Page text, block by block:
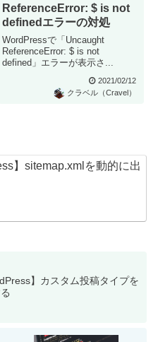
ReferenceError: $ is not
definedエラーの対処
WordPressで「Uncaught
ReferenceError: $ is not
defined」エラーが表示さ...
2021/02/12
クラベル（Cravel）
】sitemap.xmlを動的に出
】カスタム投稿タイプを